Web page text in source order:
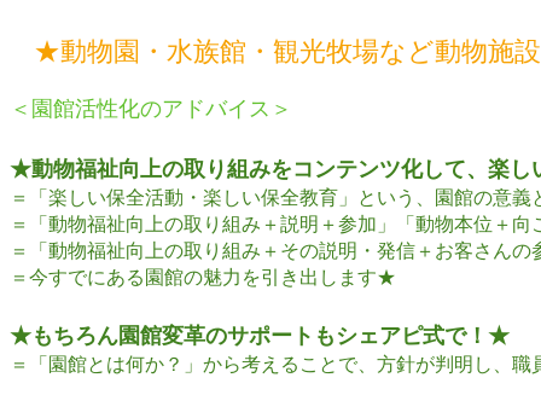
★動物園・水族館・観光牧場など動物施
＜園館活性化のアドバイス＞
★動物福祉向上の取り組みをコンテンツ化して、楽し
＝「楽しい保全活動・楽しい保全教育」という、園館の意
＝「動物福祉向上の取り組み＋説明＋参加」「動物本位＋
＝「動物福祉向上の取り組み＋その説明・発信＋お客さん
​＝今すでにある園館の魅力を引き出します★
★もちろん園館変革のサポートもシェアピ式で！★
＝「園館とは何か？」から考えることで、方針が判明し、